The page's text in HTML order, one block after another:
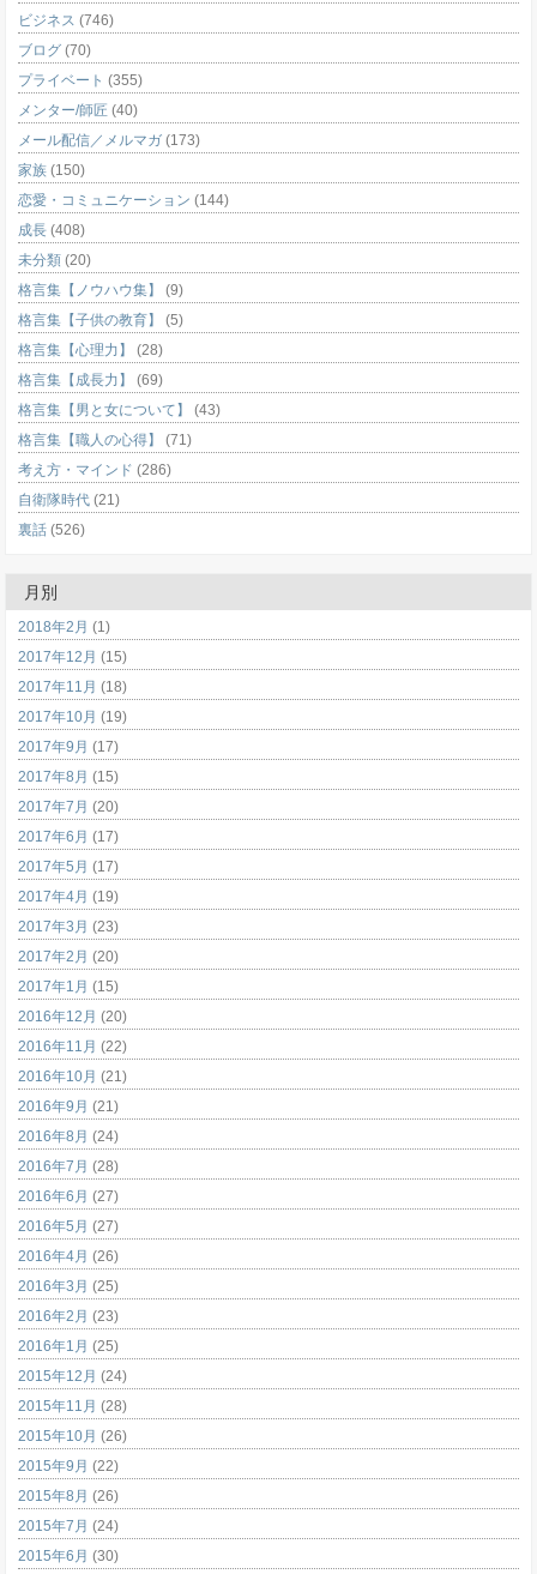
ビジネス (746)
ブログ (70)
プライベート (355)
メンター/師匠 (40)
メール配信／メルマガ (173)
家族 (150)
恋愛・コミュニケーション (144)
成長 (408)
未分類 (20)
格言集【ノウハウ集】
(9)
格言集【子供の教育】
(5)
格言集【心理力】
(28)
格言集【成長力】
(69)
格言集【男と女について】
(43)
格言集【職人の心得】
(71)
考え方・マインド (286)
自衛隊時代 (21)
裏話 (526)
月別
2018年2月 (1)
2017年12月 (15)
2017年11月 (18)
2017年10月 (19)
2017年9月 (17)
2017年8月 (15)
2017年7月 (20)
2017年6月 (17)
2017年5月 (17)
2017年4月 (19)
2017年3月 (23)
2017年2月 (20)
2017年1月 (15)
2016年12月 (20)
2016年11月 (22)
2016年10月 (21)
2016年9月 (21)
2016年8月 (24)
2016年7月 (28)
2016年6月 (27)
2016年5月 (27)
2016年4月 (26)
2016年3月 (25)
2016年2月 (23)
2016年1月 (25)
2015年12月 (24)
2015年11月 (28)
2015年10月 (26)
2015年9月 (22)
2015年8月 (26)
2015年7月 (24)
2015年6月 (30)